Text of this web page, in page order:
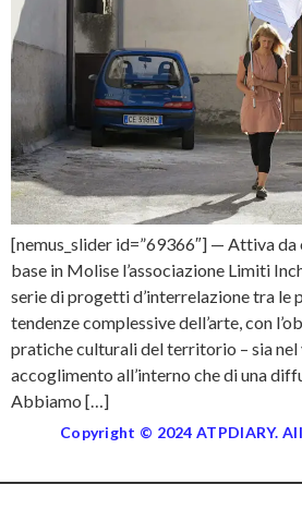
[nemus_slider id=”69366″] — Attiva da
base in Molise l’associazione Limiti
serie di progetti d’interrelazione tra le
tendenze complessive dell’arte, con
pratiche culturali del territorio – sia nel
accoglimento all’interno che di una
Abbiamo […]
Copyright © 2024 ATPDIARY.